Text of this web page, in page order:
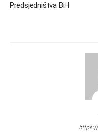
Predsjedništva BiH